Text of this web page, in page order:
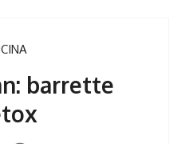
barrette